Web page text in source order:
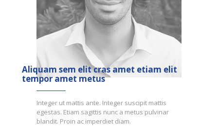
Aliquam sem elit cras amet etiam elit
tempor amet metus
Integer ut mattis ante. Integer suscipit mattis
egestas. Etiam sagittis nunc a metus pulvinar
blandit. Proin ac imperdiet diam.